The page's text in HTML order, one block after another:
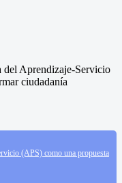
del Aprendizaje-Servicio
ciudadanía
(APS) como una propuesta